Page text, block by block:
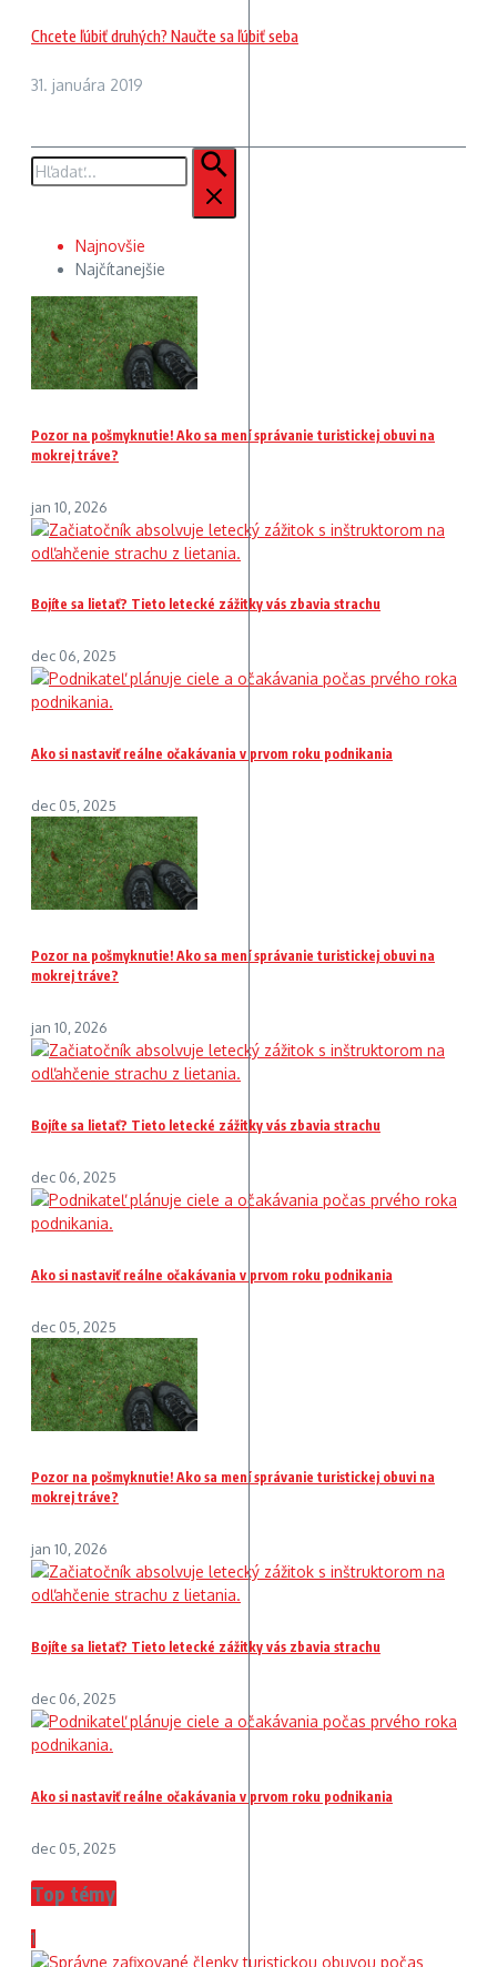
Chcete ľúbiť druhých? Naučte sa ľúbiť seba
31. januára 2019
Hľadať:
Najnovšie
Najčítanejšie
Pozor na pošmyknutie! Ako sa mení správanie turistickej obuvi na
mokrej tráve?
jan 10, 2026
Bojíte sa lietať? Tieto letecké zážitky vás zbavia strachu
dec 06, 2025
Ako si nastaviť reálne očakávania v prvom roku podnikania
dec 05, 2025
Pozor na pošmyknutie! Ako sa mení správanie turistickej obuvi na
mokrej tráve?
jan 10, 2026
Bojíte sa lietať? Tieto letecké zážitky vás zbavia strachu
dec 06, 2025
Ako si nastaviť reálne očakávania v prvom roku podnikania
dec 05, 2025
Pozor na pošmyknutie! Ako sa mení správanie turistickej obuvi na
mokrej tráve?
jan 10, 2026
Bojíte sa lietať? Tieto letecké zážitky vás zbavia strachu
dec 06, 2025
Ako si nastaviť reálne očakávania v prvom roku podnikania
dec 05, 2025
Top témy
1